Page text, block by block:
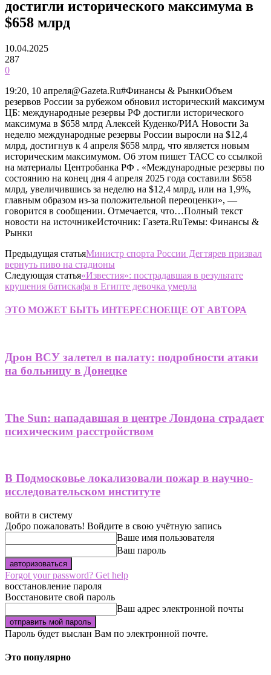
достигли исторического максимума в
$658 млрд
10.04.2025
287
0
19:20, 10 апреля@Gazeta.Ru#Финансы & РынкиОбъем
резервов России за рубежом обновил исторический максимум
ЦБ: международные резервы РФ достигли исторического
максимума в $658 млрд Алексей Куденко/РИА Новости За
неделю международные резервы России выросли на $12,4
млрд, достигнув к 4 апреля $658 млрд, что является новым
историческим максимумом. Об этом пишет ТАСС со ссылкой
на материалы Центробанка РФ . «Международные резервы по
состоянию на конец дня 4 апреля 2025 года составили $658
млрд, увеличившись за неделю на $12,4 млрд, или на 1,9%,
главным образом из-за положительной переоценки», —
говорится в сообщении. Отмечается, что…Полный текст
новости на источникеИсточник: Газета.RuТемы: Финансы &
Рынки
Предыдущая статьяМинистр спорта России Дегтярев призвал
вернуть пиво на стадионы
Следующая статья«Известия»: пострадавшая в результате
крушения батискафа в Египте девочка умерла
ЭТО МОЖЕТ БЫТЬ ИНТЕРЕСНОЕЩЕ ОТ АВТОРА
Дрон ВСУ залетел в палату: подробности атаки
на больницу в Донецке
The Sun: нападавшая в центре Лондона страдает
психическим расстройством
В Подмосковье локализовали пожар в научно-
исследовательском институте
войти в систему
Добро пожаловать! Войдите в свою учётную запись
Ваше имя пользователя
Ваш пароль
Forgot your password? Get help
восстановление пароля
Восстановите свой пароль
Ваш адрес электронной почты
Пароль будет выслан Вам по электронной почте.
Это популярно